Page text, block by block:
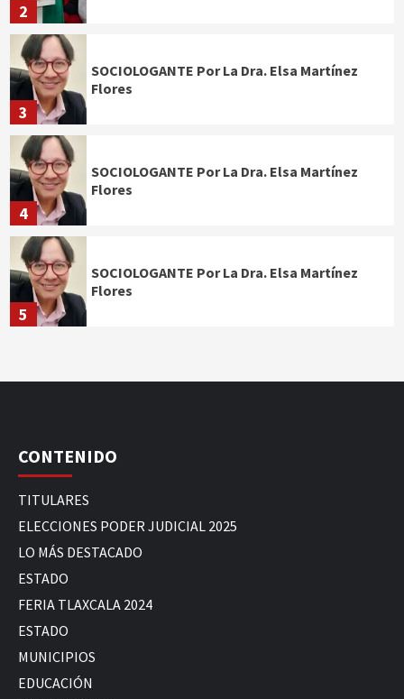
2
3
SOCIOLOGANTE Por La Dra. Elsa Martínez
Flores
4
SOCIOLOGANTE Por La Dra. Elsa Martínez
Flores
5
SOCIOLOGANTE Por La Dra. Elsa Martínez
Flores
CONTENIDO
TITULARES
ELECCIONES PODER JUDICIAL 2025
LO MÁS DESTACADO
ESTADO
FERIA TLAXCALA 2024
ESTADO
MUNICIPIOS
EDUCACIÓN